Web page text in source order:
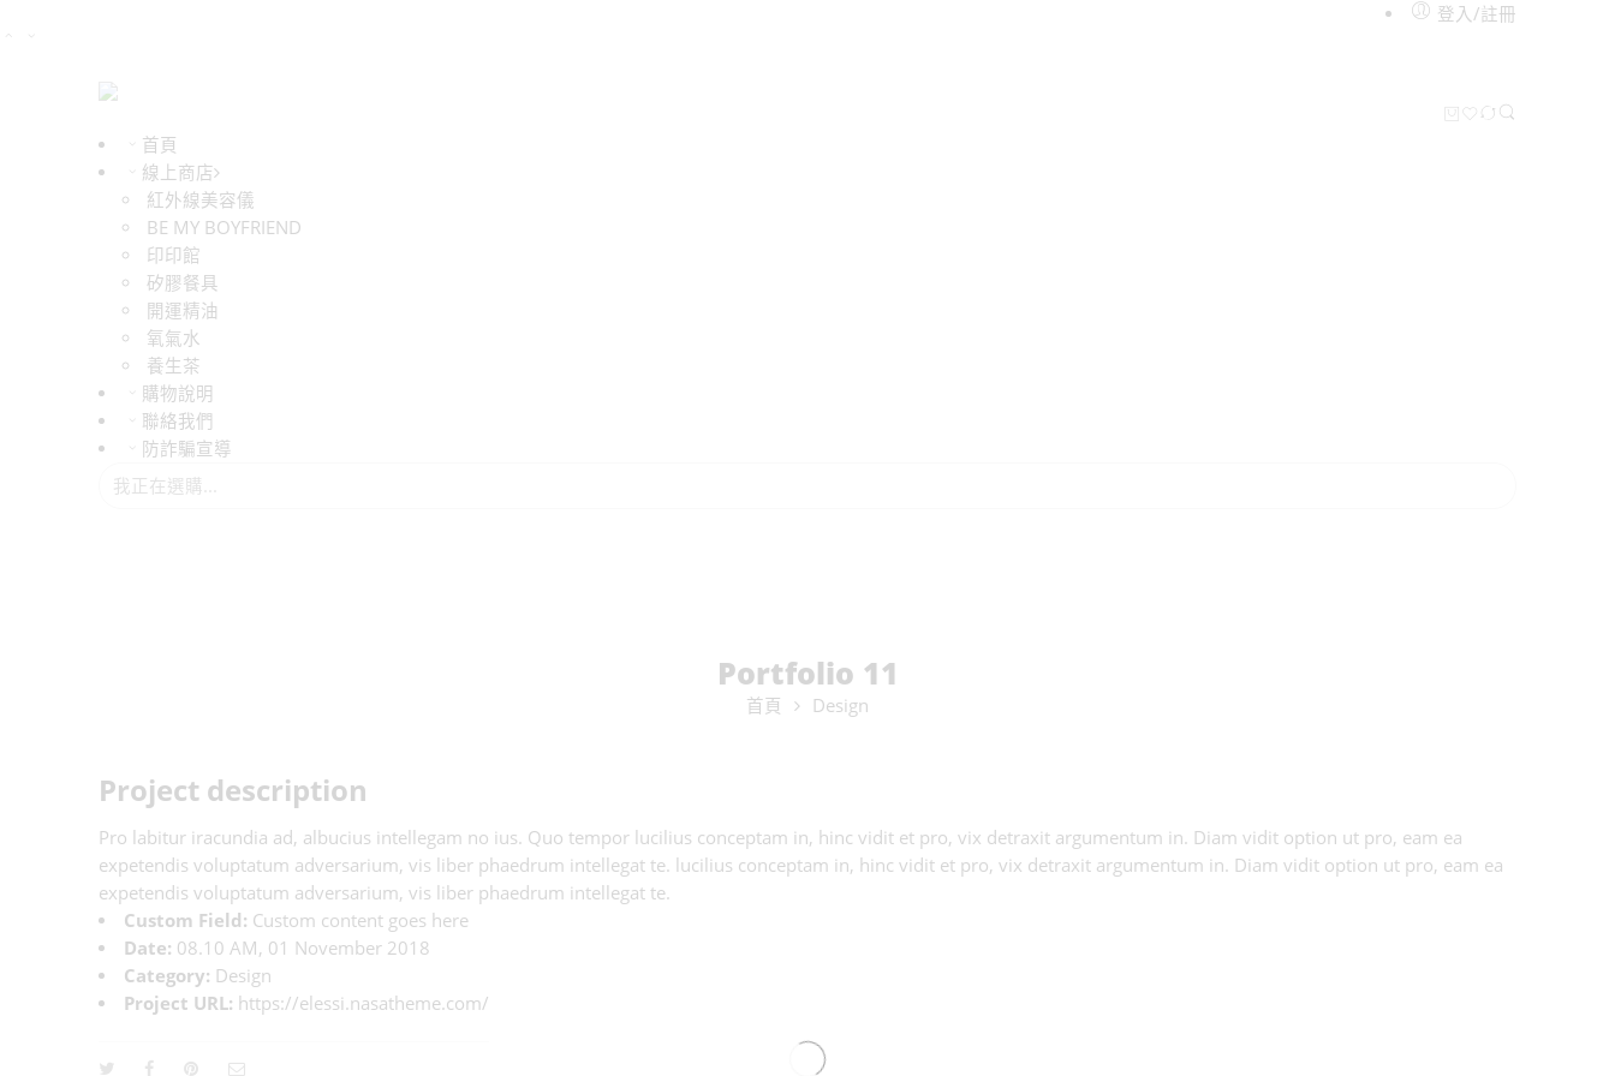
登入/註冊
首頁
線上商店
紅外線美容儀
BE MY BOYFRIEND
印印館
矽膠餐具
開運精油
氧氣水
養生茶
購物說明
聯絡我們
防詐騙宣導
Portfolio 11
首頁 Design
Project description
Pro labitur iracundia ad, albucius intellegam no ius. Quo tempor lucilius conceptam in, hinc vidit et pro, vix detraxit argumentum in. Diam vidit option ut pro, eam ea
expetendis voluptatum adversarium, vis liber phaedrum intellegat te. lucilius conceptam in, hinc vidit et pro, vix detraxit argumentum in. Diam vidit option ut pro, eam ea
expetendis voluptatum adversarium, vis liber phaedrum intellegat te.
Custom Field: Custom content goes here
Date: 08.10 AM, 01 November 2018
Category: Design
Project URL: https://elessi.nasatheme.com/